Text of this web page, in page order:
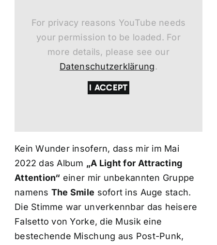
For privacy reasons YouTube needs
your permission to be loaded. For
more details, please see our
Datenschutzerklärung.
I ACCEPT
Kein Wunder insofern, dass mir im Mai
2022 das Album „A Light for Attracting
Attention“ einer mir unbekannten Gruppe
namens The Smile sofort ins Auge stach.
Die Stimme war unverkennbar das heisere
Falsetto von Yorke, die Musik eine
bestechende Mischung aus Post-Punk,